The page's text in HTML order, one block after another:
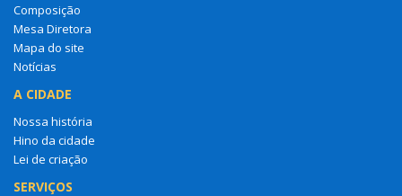
Composição
Mesa Diretora
Mapa do site
Notícias
A CIDADE
Nossa história
Hino da cidade
Lei de criação
SERVIÇOS